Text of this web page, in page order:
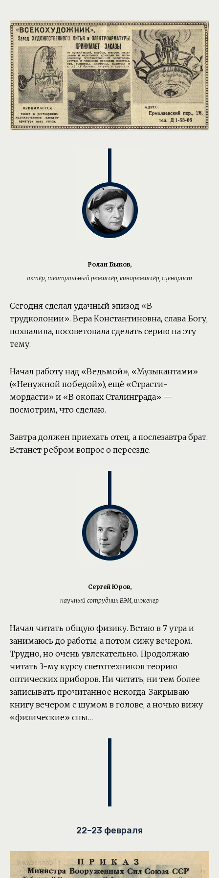
Ролан Быков,
актёр, театральный режиссёр, кинорежиссёр, сценарист
Сегодня сделал удачный эпизод «В
трудколонии». Вера Константиновна, слава Богу,
похвалила, посоветовала сделать серию на эту
тему.
Начал работу над «Ведьмой», «Музыкантами»
(«Ненужной победой»), ещё «Страсти-
мордасти» и «В окопах Сталинграда» —
посмотрим, что сделаю.
Завтра должен приехать отец, а послезавтра брат.
Встанет ребром вопрос о переезде.
Сергей Юров,
научный сотрудник ВЭИ, инженер
Начал читать общую физику. Встаю в 7 утра и
занимаюсь до работы, а потом сижу вечером.
Трудно, но очень увлекательно. Продолжаю
читать 3-му курсу светотехников теорию
оптических приборов. Ни читать, ни тем более
записывать прочитанное некогда. Закрываю
книгу вечером с шумом в голове, а ночью вижу
«физические» сны…
22–23 февраля